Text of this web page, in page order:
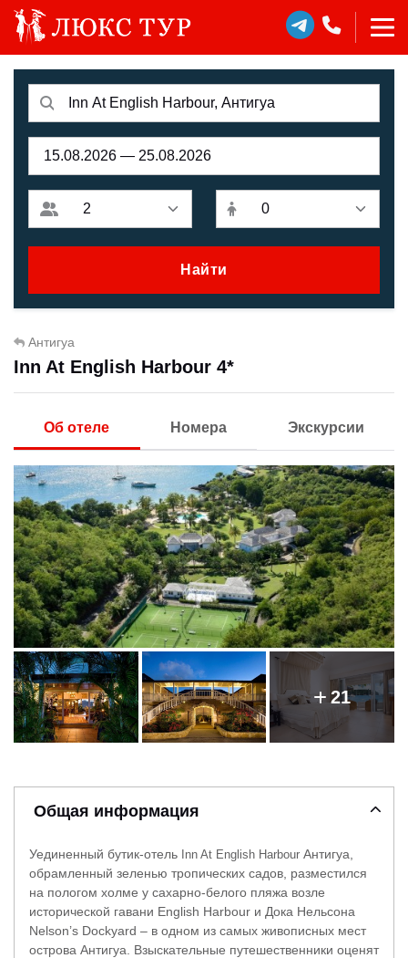
Найти
Антигуа
Inn At English Harbour 4*
Об отеле Номера Экскурсии
21
Общая информация
Уединенный бутик-отель Inn At English Harbour Антигуа,
обрамленный зеленью тропических садов, разместился
на пологом холме у сахарно-белого пляжа возле
исторической гавани English Harbour и Дока Нельсона
Nelson’s Dockyard – в одном из самых живописных мест
острова Антигуа. Взыскательные путешественники оценят